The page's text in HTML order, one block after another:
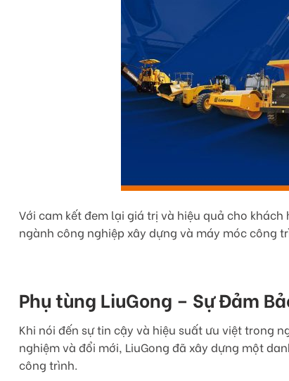
Với cam kết đem lại giá trị và hiệu quả cho
ngành công nghiệp xây dựng và máy móc công
Phụ tùng LiuGong – Sự Đảm
Khi nói đến sự tin cậy và hiệu suất ưu việt trong
nghiệm và đổi mới, LiuGong đã xây dựng một
công trình.